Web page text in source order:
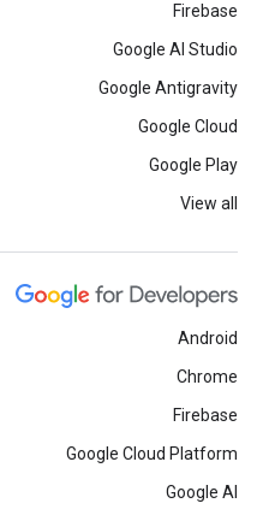
Firebase
Google AI Studio
Google Antigravity
Google Cloud
Google Play
View all
Android
Chrome
Firebase
Google Cloud Platform
Google AI